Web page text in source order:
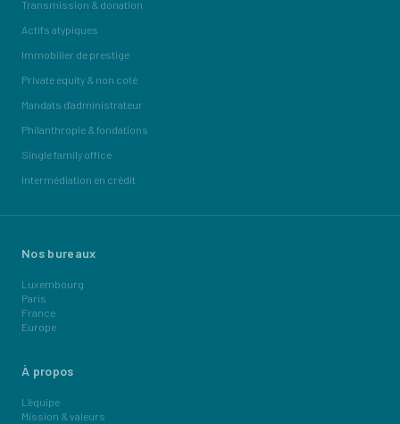
Transmission & donation
Actifs atypiques
Immobilier de prestige
Private equity & non coté
Mandats d'administrateur
Philanthropie & fondations
Single family office
Intermédiation en crédit
Nos bureaux
Luxembourg
Paris
France
Europe
À propos
L'équipe
Mission & valeurs